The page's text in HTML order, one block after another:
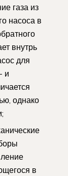
газа из
насоса в
внутрь
для
и
однако
в